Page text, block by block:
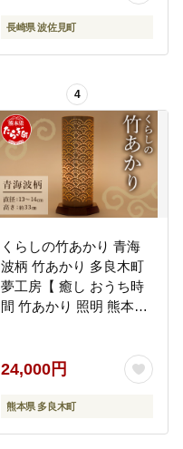
長崎県 波佐見町
4
くらしの竹あかり 青海
波柄 竹あかり 多良木町
夢工房【 癒し おうち時
間 竹あかり 照明 熊本県
24,000円
熊本県 多良木町